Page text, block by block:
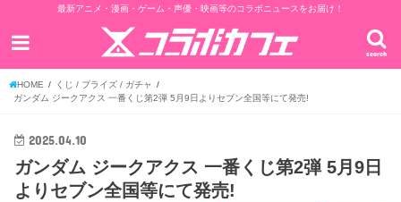
最新アニメ・漫画・ゲーム・声優・映画等のコラボニュースをお届け！
search
HOME
くじ / プライズ / ガチャ
ガンダム ジークアクス 一番くじ第2弾 5月9日よりセブン全国等にて発売!
2025.04.10
ガンダム ジークアクス 一番くじ第2弾 5月9日
よりセブン全国等にて発売!